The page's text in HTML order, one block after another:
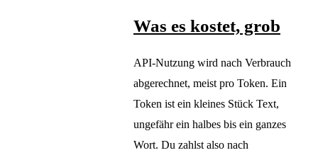
Was es kostet, grob
API-Nutzung wird nach Verbrauch
abgerechnet, meist pro Token. Ein
Token ist ein kleines Stück Text,
ungefähr ein halbes bis ein ganzes
Wort. Du zahlst also nach